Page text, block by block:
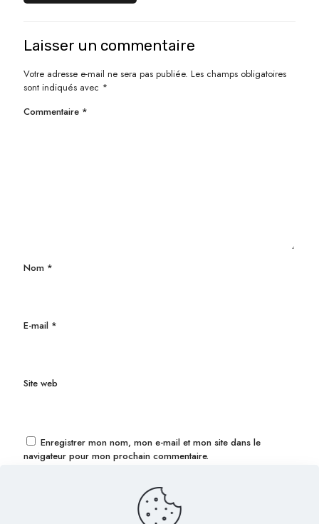
Laisser un commentaire
Votre adresse e-mail ne sera pas publiée. Les champs obligatoires
sont indiqués avec *
Commentaire *
Nom *
E-mail *
Site web
Enregistrer mon nom, mon e-mail et mon site dans le
navigateur pour mon prochain commentaire.